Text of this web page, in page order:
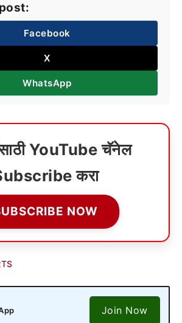
Facebook
X
WhatsApp
YouTube चॅनेल
करा
NOW
Join Now